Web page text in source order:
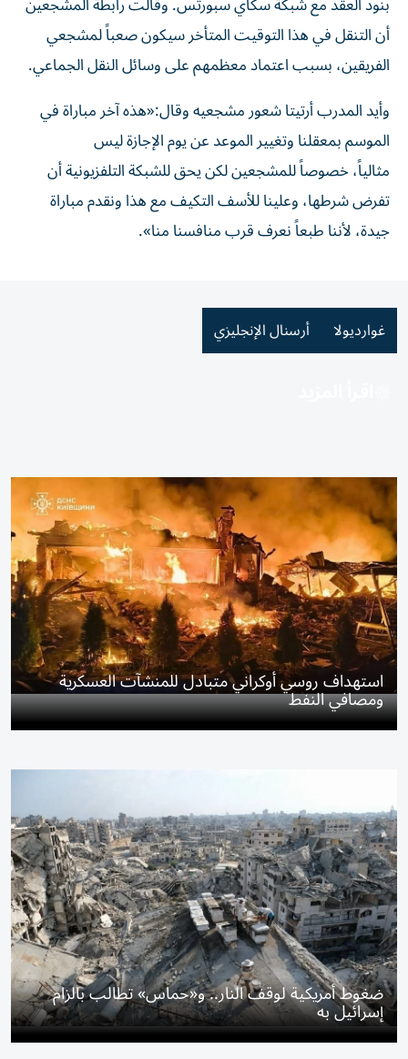
أن التنقل في هذا التوقيت المتأخر سيكون صعباً لمشجعي
الفريقين، بسبب اعتماد معظمهم على وسائل النقل الجماعي.
وأيد المدرب أرتيتا شعور مشجعيه وقال:«هذه آخر مباراة في
الموسم بمعقلنا وتغيير الموعد عن يوم الإجازة ليس
مثالياً، خصوصاً للمشجعين لكن يحق للشبكة التلفزيونية أن
تفرض شرطها، وعلينا للأسف التكيف مع هذا ونقدم مباراة
جيدة، لأننا طبعاً نعرف قرب منافسنا منا».
غوارديولا أرسنال الإنجليزي
استهداف روسي أوكراني متبادل للمنشآت العسكرية
ومصافي النفط
ضغوط أمريكية لوقف النار.. و«حماس» تطالب بالزام
إسرائيل به